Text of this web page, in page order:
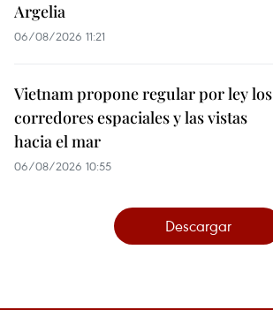
Argelia
06/08/2026 11:21
Vietnam propone regular por ley los
corredores espaciales y las vistas
hacia el mar
06/08/2026 10:55
Descargar